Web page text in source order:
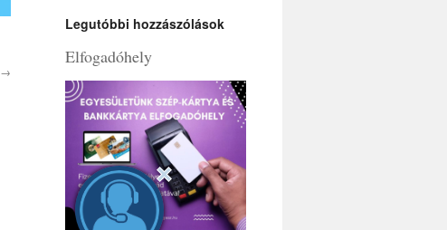
→
Legutóbbi hozzászólások
Elfogadóhely